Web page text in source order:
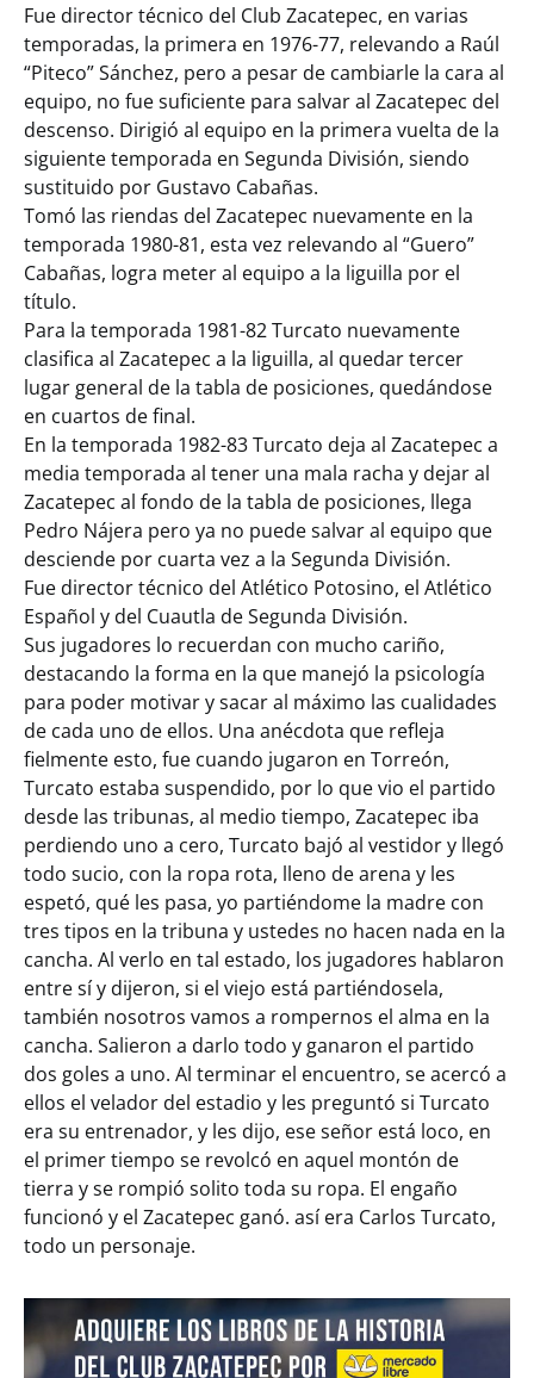
Fue director técnico del Club Zacatepec, en varias
temporadas, la primera en 1976-77, relevando a Raúl
“Piteco” Sánchez, pero a pesar de cambiarle la cara al
equipo, no fue suficiente para salvar al Zacatepec del
descenso. Dirigió al equipo en la primera vuelta de la
siguiente temporada en Segunda División, siendo
sustituido por Gustavo Cabañas.
Tomó las riendas del Zacatepec nuevamente en la
temporada 1980-81, esta vez relevando al “Guero”
Cabañas, logra meter al equipo a la liguilla por el
título.
Para la temporada 1981-82 Turcato nuevamente
clasifica al Zacatepec a la liguilla, al quedar tercer
lugar general de la tabla de posiciones, quedándose
en cuartos de final.
En la temporada 1982-83 Turcato deja al Zacatepec a
media temporada al tener una mala racha y dejar al
Zacatepec al fondo de la tabla de posiciones, llega
Pedro Nájera pero ya no puede salvar al equipo que
desciende por cuarta vez a la Segunda División.
Fue director técnico del Atlético Potosino, el Atlético
Español y del Cuautla de Segunda División.
Sus jugadores lo recuerdan con mucho cariño,
destacando la forma en la que manejó la psicología
para poder motivar y sacar al máximo las cualidades
de cada uno de ellos. Una anécdota que refleja
fielmente esto, fue cuando jugaron en Torreón,
Turcato estaba suspendido, por lo que vio el partido
desde las tribunas, al medio tiempo, Zacatepec iba
perdiendo uno a cero, Turcato bajó al vestidor y llegó
todo sucio, con la ropa rota, lleno de arena y les
espetó, qué les pasa, yo partiéndome la madre con
tres tipos en la tribuna y ustedes no hacen nada en la
cancha. Al verlo en tal estado, los jugadores hablaron
entre sí y dijeron, si el viejo está partiéndosela,
también nosotros vamos a rompernos el alma en la
cancha. Salieron a darlo todo y ganaron el partido
dos goles a uno. Al terminar el encuentro, se acercó a
ellos el velador del estadio y les preguntó si Turcato
era su entrenador, y les dijo, ese señor está loco, en
el primer tiempo se revolcó en aquel montón de
tierra y se rompió solito toda su ropa. El engaño
funcionó y el Zacatepec ganó. así era Carlos Turcato,
todo un personaje.